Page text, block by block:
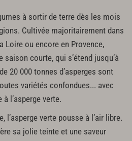
à sortir de terre dès les mois
Cultivée majoritairement dans
Loire ou encore en Provence,
saison courte, qui s’étend jusqu’à
20 000 tonnes d’asperges sont
variétés confondues... avec
l’asperge verte.
l’asperge verte pousse à l’air libre.
sa jolie teinte et une saveur